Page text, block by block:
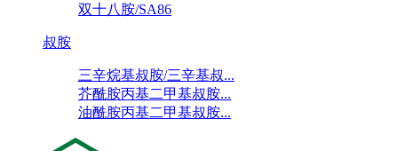
双十八胺/SA86
叔胺
三辛烷基叔胺/三辛基叔...
芥酰胺丙基二甲基叔胺...
油酰胺丙基二甲基叔胺...